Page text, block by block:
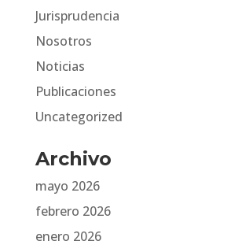
Jurisprudencia
Nosotros
Noticias
Publicaciones
Uncategorized
Archivo
mayo 2026
febrero 2026
enero 2026